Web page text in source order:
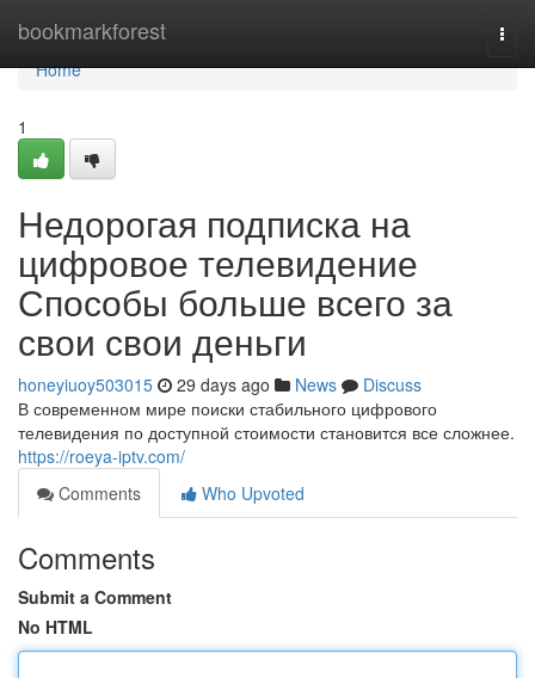
bookmarkforest
Home
Home
1
Недорогая подписка на
цифровое телевидение
Способы больше всего за
свои свои деньги
honeyiuoy503015 29 days ago News
Discuss
В современном мире поиски стабильного цифрового
телевидения по доступной стоимости становится все сложнее.
https://roeya-iptv.com/
Comments
Who Upvoted
Comments
Submit a Comment
No HTML